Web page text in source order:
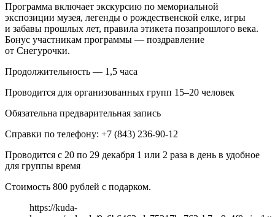
Программа включает экскурсию по мемориальной
экспозиции музея, легенды о рождественской елке, игры
и забавы прошлых лет, правила этикета позапрошлого века.
Бонус участникам программы — поздравление
от Снегурочки.
Продолжительность — 1,5 часа
Проводится для организованных групп 15–20 человек
Обязательна предварительная запись
Справки по телефону: +7 (843) 236‑90‑12
Проводится с 20 по 29 декабря 1 или 2 раза в день в удобное
для группы время
Стоимость 800 рублей с подарком.
https://kuda-